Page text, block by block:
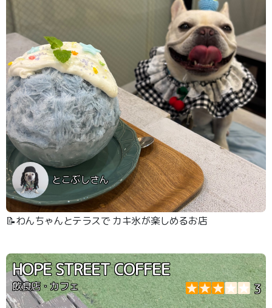
とこぶしさん
📝わんちゃんとテラスで カキ氷が楽しめるお店
HOPE STREET COFFEE
飲食店・カフェ 3